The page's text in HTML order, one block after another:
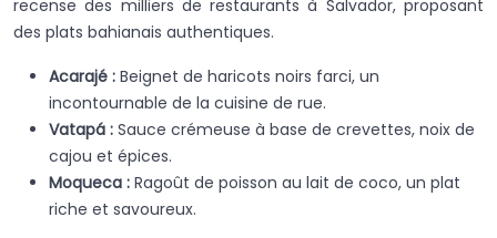
recense des milliers de restaurants à Salvador, proposant
des plats bahianais authentiques.
Acarajé : Beignet de haricots noirs farci, un
incontournable de la cuisine de rue.
Vatapá : Sauce crémeuse à base de crevettes, noix de
cajou et épices.
Moqueca : Ragoût de poisson au lait de coco, un plat
riche et savoureux.